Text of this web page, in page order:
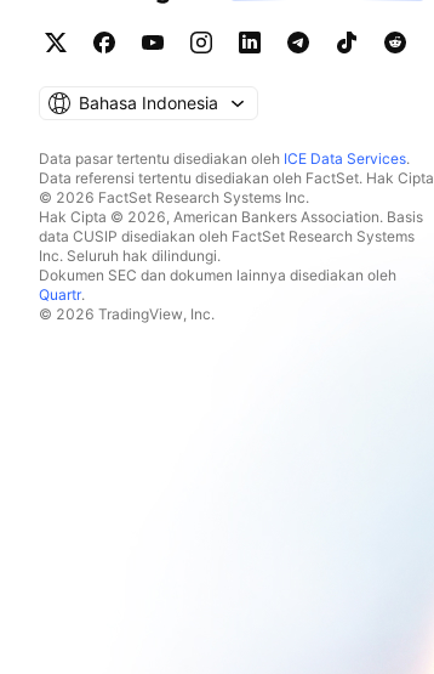
Bahasa Indonesia
Data pasar tertentu disediakan oleh ICE Data Services.
Data referensi tertentu disediakan oleh FactSet. Hak Cipta
© 2026 FactSet Research Systems Inc.
Hak Cipta © 2026, American Bankers Association. Basis
data CUSIP disediakan oleh FactSet Research Systems
Inc. Seluruh hak dilindungi.
Dokumen SEC dan dokumen lainnya disediakan oleh
Quartr.
© 2026 TradingView, Inc.